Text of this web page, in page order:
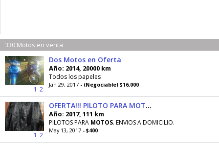
330 Motos en venta
1 2
Dos Motos en Oferta
Año: 2014, 20000 km
Todos los papeles
Jan 29, 2017 - (Negociable) $16.000
1 2
OFERTA!!! PILOTO PARA MOTOS
Año: 2017, 111 km
PILOTOS PARA MOTOS. ENVIOS A DOMICILIO.
May 13, 2017 - $400